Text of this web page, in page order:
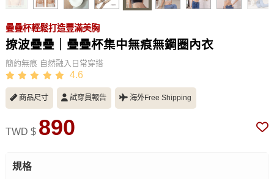
疊疊杯輕鬆打造豐滿美胸
撩波疊疊｜疊疊杯集中無痕無鋼圈內衣
簡約無痕 自然融入日常穿搭
4.6
商品尺寸 試穿員報告 海外Free Shipping
TWD $ 890
規格